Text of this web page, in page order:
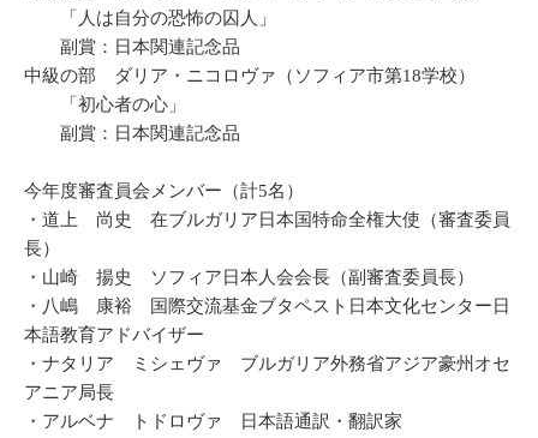
「人は自分の恐怖の囚人」
副賞：日本関連記念品
中級の部 ダリア・ニコロヴァ（ソフィア市第18学校）
「初心者の心」
副賞：日本関連記念品
今年度審査員会メンバー（計5名）
・道上 尚史 在ブルガリア日本国特命全権大使（審査委員
長）
・山崎 揚史 ソフィア日本人会会長（副審査委員長）
・八嶋 康裕 国際交流基金ブタペスト日本文化センター日
本語教育アドバイザー
・ナタリア ミシェヴァ ブルガリア外務省アジア豪州オセ
アニア局長
・アルベナ トドロヴァ 日本語通訳・翻訳家